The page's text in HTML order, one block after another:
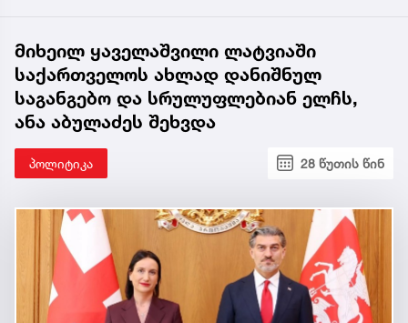
მიხეილ ყაველაშვილი ლატვიაში
საქართველოს ახლად დანიშნულ
საგანგებო და სრულუფლებიან ელჩს,
ანა აბულაძეს შეხვდა
პოლიტიკა 28 წუთის წინ